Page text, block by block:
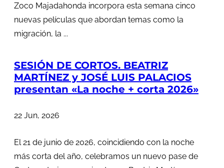
Zoco Majadahonda incorpora esta semana cinco
nuevas películas que abordan temas como la
migración, la ...
SESIÓN DE CORTOS. BEATRIZ
MARTÍNEZ y JOSÉ LUIS PALACIOS
presentan «La noche + corta 2026»
22 Jun, 2026
El 21 de junio de 2026, coincidiendo con la noche
más corta del año, celebramos un nuevo pase de